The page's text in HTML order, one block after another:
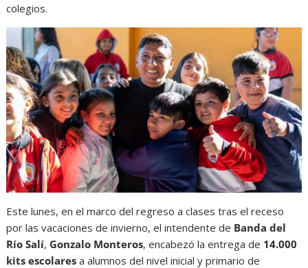
colegios.
Este lunes, en el marco del regreso a clases tras el receso
por las vacaciones de invierno, el intendente de Banda del
Río Salí, Gonzalo Monteros, encabezó la entrega de 14.000
kits escolares a alumnos del nivel inicial y primario de